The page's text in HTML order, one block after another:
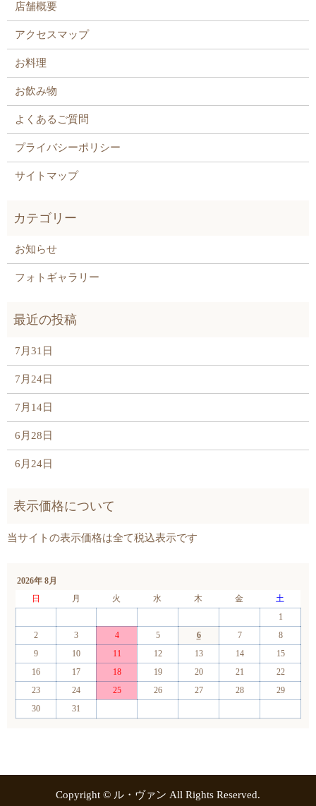
店舗概要
アクセスマップ
お料理
お飲み物
よくあるご質問
プライバシーポリシー
サイトマップ
お知らせ
フォトギャラリー
7月31日
7月24日
7月14日
6月28日
6月24日
2026年 8月
日
月 火 水 木 金
土
1
2
3 4 5 6 7
8
9
10 11 12 13 14
15
16
17 18 19 20 21
22
23
24 25 26 27 28
29
30
31
Copyright © ル・ヴァン All Rights Reserved.